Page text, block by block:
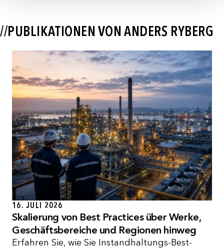
//PUBLIKATIONEN VON ANDERS RYBERG
16. JULI 2026
Skalierung von Best Practices über Werke,
Geschäftsbereiche und Regionen hinweg
Erfahren Sie, wie Sie Instandhaltungs-Best-